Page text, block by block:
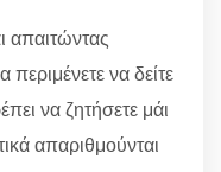
απαιτώντας
περιμένετε να δείτε
να ζητήσετε μάι
απαριθμούνται